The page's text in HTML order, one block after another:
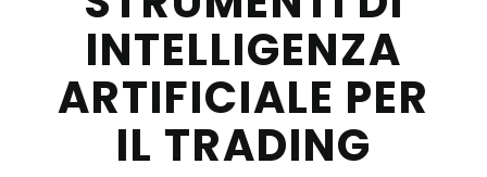
INTELLIGENZA
ARTIFICIALE PER
IL TRADING